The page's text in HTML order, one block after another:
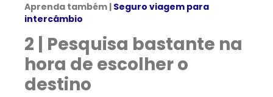
Aprenda também | Seguro viagem para
intercâmbio
2 | Pesquisa bastante na
hora de escolher o
destino